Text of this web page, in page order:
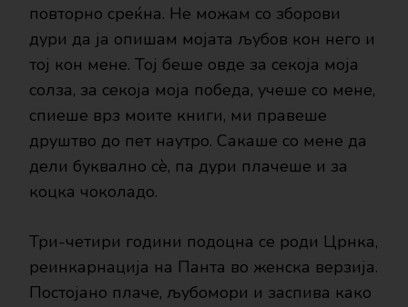
повторно среќна. Не можам со зборови
дури да ја опишам мојата љубов кон него и
тој кон мене. Тој беше овде за секоја моја
солза, за секоја моја победа, учеше со мене,
спиеше врз моите книги, ми правеше
друштво до пет наутро. Сакаше со мене да
дели буквално сè, па дури плачеше и за
коцка чоколадо.
Три-четири години подоцна се роди Црнка,
реинкарнација на Панта во женска верзија.
Постојано плаче, љубомори и заспива како